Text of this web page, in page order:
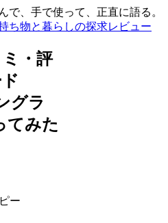
で、手で使って、正直に語る。
ち物と暮らしの探求レビュー
ミ・評
グラ
てみた
ー